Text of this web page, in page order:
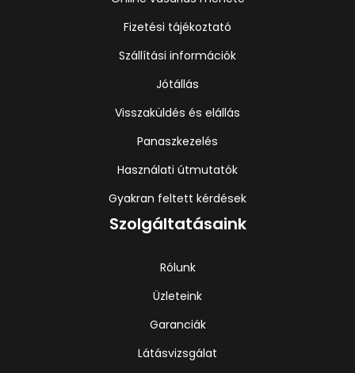
Fizetési tájékoztató
Szállítási információk
Jótállás
Visszaküldés és elállás
Panaszkezelés
Használati útmutatók
Gyakran feltett kérdések
Szolgáltatásaink
Rólunk
Üzleteink
Garanciák
Látásvizsgálat